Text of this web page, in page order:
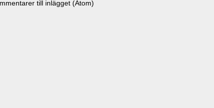
till inlägget (Atom)